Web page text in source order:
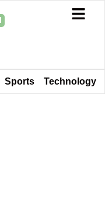
Sports Technology